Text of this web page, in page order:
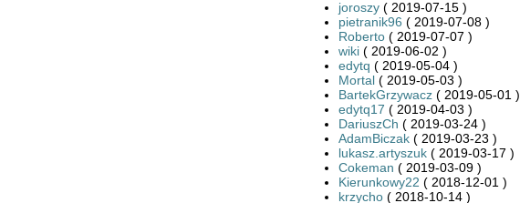
joroszy( 2019-07-15 )
pietranik96 ( 2019-07-08 )
Roberto( 2019-07-07 )
wiki( 2019-06-02 )
edytq ( 2019-05-04 )
Mortal( 2019-05-03 )
BartekGrzywacz( 2019-05-01 )
edytq17 ( 2019-04-03 )
DariuszCh ( 2019-03-24 )
AdamBiczak( 2019-03-23 )
lukasz.artyszuk( 2019-03-17 )
Cokeman ( 2019-03-09 )
Kierunkowy22 ( 2018-12-01 )
krzycho( 2018-10-14 )